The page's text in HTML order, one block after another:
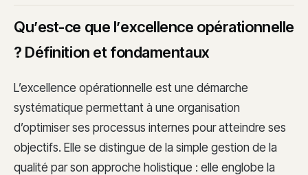
Qu’est-ce que l’excellence opérationnelle
? Définition et fondamentaux
L’excellence opérationnelle est une démarche
systématique permettant à une organisation
d’optimiser ses processus internes pour atteindre ses
objectifs. Elle se distingue de la simple gestion de la
qualité par son approche holistique : elle englobe la